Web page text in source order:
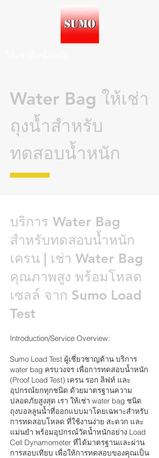
Water Bag ให้เช่า
ถุงน้ำสำหรับ
ทดสอบน้ำหนัก
บริการ Water Bag
สำหรับทดสอบน้ำหนัก
เครน | เช่า Water Bag
คุณภาพสูง พร้อมโหลด
เซลล์ จาก Sumo Load
Test
Introduction/Service Overview:
Sumo Load Test ผู้เชี่ยวชาญด้าน บริการ
water bag ครบวงจร เพื่อการทดสอบน้ำหนัก
(Proof Load Test) เครน รอก ลิฟท์ และ
อุปกรณ์ยกทุกชนิด ด้วยมาตรฐานความ
ปลอดภัยสูงสุด เรา ให้เช่า water bag ชนิด
ถุงบอลลูนน้ำที่ออกแบบมาโดยเฉพาะสำหรับ
การทดสอบโหลด ที่ใช้งานง่าย สะดวก และ
แม่นยำ พร้อมอุปกรณ์วัดน้ำหนักอย่าง Load
Cell Dynamometer ที่ได้มาตรฐานและผ่าน
การสอบเทียบ เพื่อให้การทดสอบของคุณเป็น